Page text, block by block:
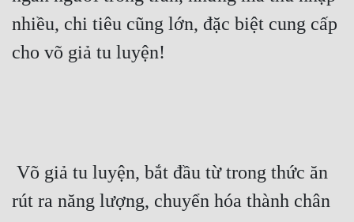
nhiều, chi tiêu cũng lớn, đặc biệt cung cấp
cho võ giả tu luyện!
rút ra năng lượng, chuyển hóa thành chân